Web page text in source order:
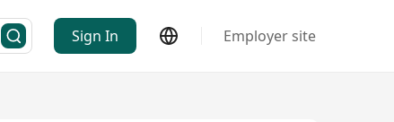
Sign In Employer site